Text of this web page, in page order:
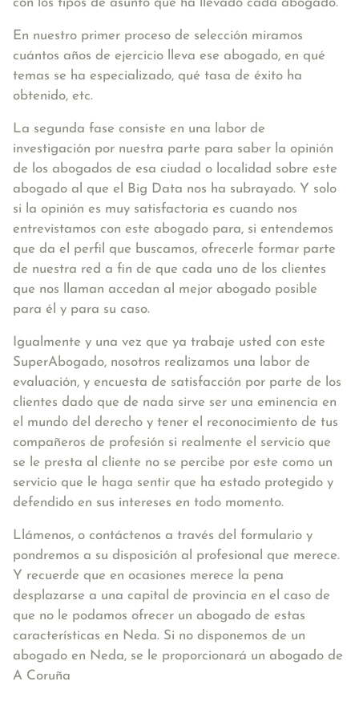
con los tipos de asunto que ha llevado cada abogado.
En nuestro primer proceso de selección miramos
cuántos años de ejercicio lleva ese abogado, en qué
temas se ha especializado, qué tasa de éxito ha
obtenido, etc.
La segunda fase consiste en una labor de
investigación por nuestra parte para saber la opinión
de los abogados de esa ciudad o localidad sobre este
abogado al que el Big Data nos ha subrayado. Y solo
si la opinión es muy satisfactoria es cuando nos
entrevistamos con este abogado para, si entendemos
que da el perfil que buscamos, ofrecerle formar parte
de nuestra red a fin de que cada uno de los clientes
que nos llaman accedan al mejor abogado posible
para él y para su caso.
Igualmente y una vez que ya trabaje usted con este
SuperAbogado, nosotros realizamos una labor de
evaluación, y encuesta de satisfacción por parte de los
clientes dado que de nada sirve ser una eminencia en
el mundo del derecho y tener el reconocimiento de tus
compañeros de profesión si realmente el servicio que
se le presta al cliente no se percibe por este como un
servicio que le haga sentir que ha estado protegido y
defendido en sus intereses en todo momento.
Llámenos, o contáctenos a través del formulario y
pondremos a su disposición al profesional que merece.
Y recuerde que en ocasiones merece la pena
desplazarse a una capital de provincia en el caso de
que no le podamos ofrecer un abogado de estas
características en Neda. Si no disponemos de un
abogado en Neda, se le proporcionará un abogado de
A Coruña